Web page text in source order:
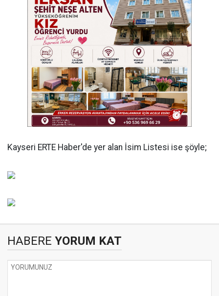
Kayseri ERTE Haber'de yer alan İsim Listesi ise şöyle;
HABERE YORUM KAT